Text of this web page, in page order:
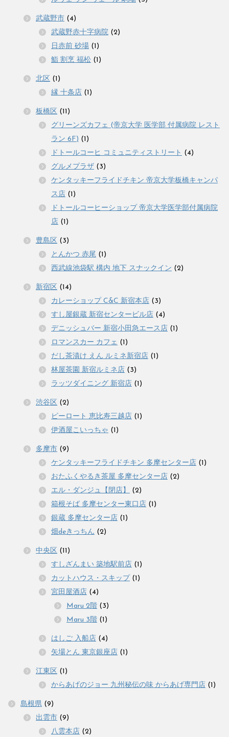
武蔵野市 (4)
武蔵野赤十字病院 (2)
日赤前 砂場 (1)
鮨 割烹 福松 (1)
北区 (1)
縁 十条店 (1)
板橋区 (11)
グリーンズカフェ (帝京大学 医学部 付属病院 レスト
ラン 6F) (1)
ドトールコーヒ コミュニティストリート (4)
グルメプラザ (3)
ケンタッキーフライドチキン 帝京大学板橋キャンパ
ス店 (1)
ドトールコーヒーショップ 帝京大学医学部付属病院
店 (1)
豊島区 (3)
とんかつ 赤尾 (1)
西武線池袋駅 構内 地下 スナックイン (2)
新宿区 (14)
カレーショップ C&C 新宿本店 (3)
すし屋銀蔵 新宿センタービル店 (4)
デニッシュバー 新宿小田急エース店 (1)
ロマンスカー カフェ (1)
だし茶漬け えん ルミネ新宿店 (1)
林屋茶園 新宿ルミネ店 (3)
ラッツダイニング 新宿店 (1)
渋谷区 (2)
ピーロート 恵比寿三越店 (1)
伊酒屋こいっちゃ (1)
多摩市 (9)
ケンタッキーフライドチキン 多摩センター店 (1)
おたふくやるき茶屋 多摩センター店 (2)
エル・ダンジュ【閉店】
(2)
箱根そば 多摩センター東口店 (1)
銀蔵 多摩センター店 (1)
畑deきっちん (2)
中央区 (11)
すしざんまい 築地駅前店 (1)
カットハウス・スキップ (1)
宮田屋酒店 (4)
Maru 2階 (3)
Maru 3階 (1)
はしご 入船店 (4)
矢場とん 東京銀座店 (1)
江東区 (1)
からあげのジョー 九州秘伝の味 からあげ専門店 (1)
島根県 (9)
出雲市 (9)
八雲本店 (2)